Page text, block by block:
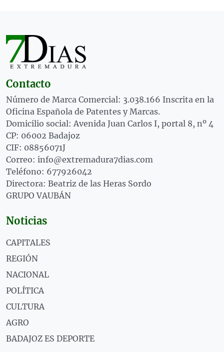
Contacto
Número de Marca Comercial: 3.038.166 Inscrita en la
Oficina Española de Patentes y Marcas.
Domicilio social: Avenida Juan Carlos I, portal 8, nº 4
CP: 06002 Badajoz
CIF: 08856071J
Correo: info@extremadura7dias.com
Teléfono: 677926042
Directora: Beatriz de las Heras Sordo
GRUPO VAUBÁN
Noticias
CAPITALES
REGIÓN
NACIONAL
POLÍTICA
CULTURA
AGRO
BADAJOZ ES DEPORTE